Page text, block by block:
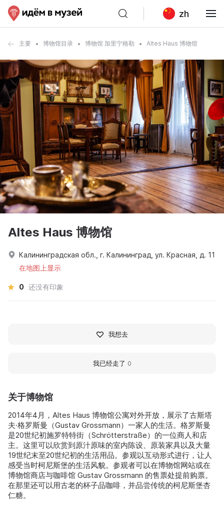
zh
主要 博物馆目录 博物馆 加里宁格勒 Altes Haus 博物馆
关于博物馆
2014年4月，Altes Haus 博物馆公寓对外开放，展示了古斯塔
夫·格罗斯曼（Gustav Grossmann）一家人的生活。格罗斯曼
是20世纪初施罗特特街（Schrötterstraße）的一位商人和店
主。这里可以欣赏到原汁原味的室内陈设、原装家具以及大量
19世纪末至20世纪初的生活用品。参观以互动形式进行，让人
感受当时柯尼斯堡的生活风貌。参观者可以在博物馆网站或在
博物馆商店与咖啡馆 Gustav Grossmann 的售票处提前购票。
在那里还可以用古老的杯子品咖啡，并品尝传统的柯尼斯堡杏
仁糖。
Altes Haus 博物馆
Калининградская обл., г. Калининград, ул. Красная, д. 11
在地图上显示
0 还没有印象
我想去
我已经走了 0